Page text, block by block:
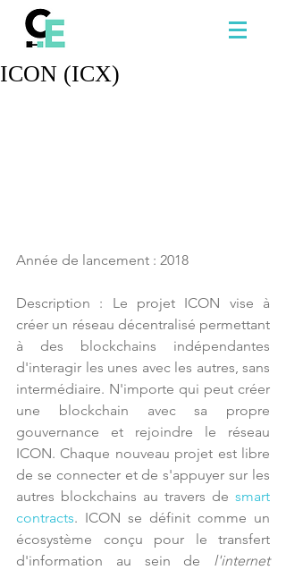
ICON (ICX)
Année de lancement : 2018
Description : Le projet ICON vise à
créer un réseau décentralisé permettant
à des blockchains indépendantes
d'interagir les unes avec les autres, sans
intermédiaire. N'importe qui peut créer
une blockchain avec sa propre
gouvernance et rejoindre le réseau
ICON. Chaque nouveau projet est libre
de se connecter et de s'appuyer sur les
autres blockchains au travers de smart
contracts. ICON se définit comme un
écosystème conçu pour le transfert
d'information au sein de l'internet